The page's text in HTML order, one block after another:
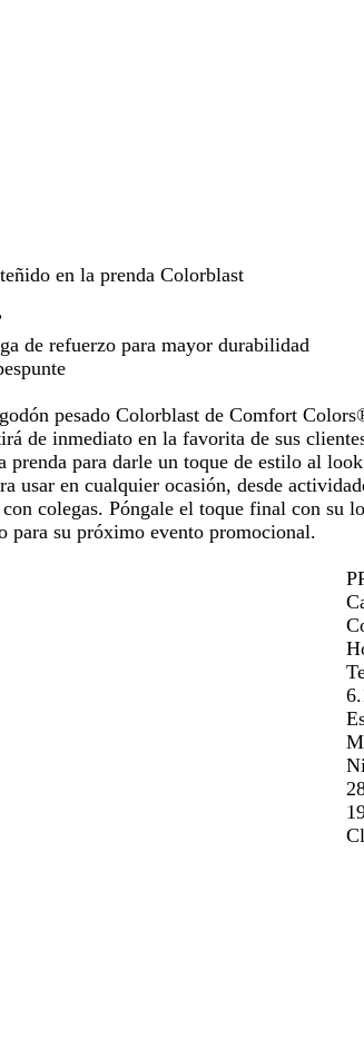
en la prenda Colorblast
de refuerzo para mayor durabilidad
pesado Colorblast de Comfort
de inmediato en la favorita de sus
prenda para darle un toque de estilo al
usar en cualquier ocasión, desde
colegas. Póngale el toque final con su
para su próximo evento promocional.